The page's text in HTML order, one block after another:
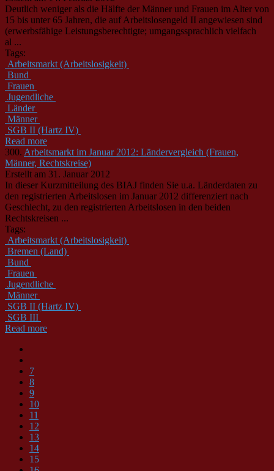
Deutlich weniger als die Hälfte der Männer und Frauen im Alter von
15 bis unter 65 Jahren, die auf Arbeitslosengeld II angewiesen sind
(erwerbsfähige Leistungsberechtigte; umgangssprachlich vielfach
al ...
Tags:
Arbeitsmarkt (Arbeitslosigkeit)
Bund
Frauen
Jugendliche
Länder
Männer
SGB II (Hartz IV)
Read more
300. Arbeitsmarkt im Januar 2012: Ländervergleich (Frauen,
Männer, Rechtskreise)
Erstellt am 31. Januar 2012
In dieser Kurzmitteilung des BIAJ finden Sie u.a. Länderdaten zu
den registrierten Arbeitslosen im Januar 2012 differenziert nach
Geschlecht, zu den registrierten Arbeitslosen in den beiden
Rechtskreisen ...
Tags:
Arbeitsmarkt (Arbeitslosigkeit)
Bremen (Land)
Bund
Frauen
Jugendliche
Männer
SGB II (Hartz IV)
SGB III
Read more
7
8
9
10
11
12
13
14
15